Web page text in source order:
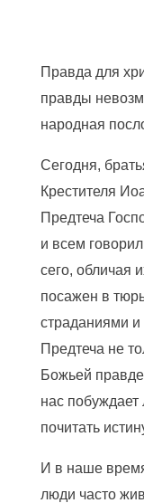
Правда для
правды
народная
Сегодня,
Крестителя
Предтеча
и всем
сего, обличая
посажен в
страданиями
Предтеча не
Божьей
нас
почитать
И в наше
люди часто